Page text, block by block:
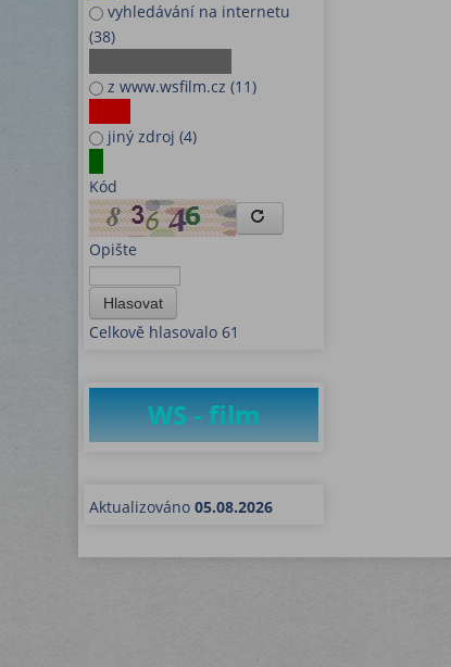
vyhledávání na internetu
(38)
z www.wsfilm.cz (11)
jiný zdroj (4)
Kód
Opište
Hlasovat
Celkově hlasovalo 61
WS - film
Aktualizováno 05.08.2026